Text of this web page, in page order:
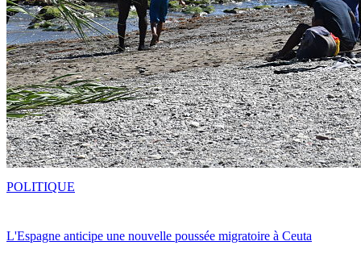
L'Espagne anticipe une nouvelle poussée migratoire à Ceuta
POLITIQUE